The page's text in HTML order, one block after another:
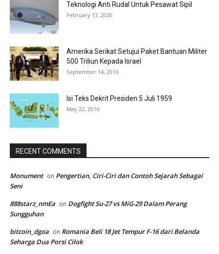
Teknologi Anti Rudal Untuk Pesawat Sipil
February 13, 2020
Amerika Serikat Setujui Paket Bantuan Militer
500 Triliun Kepada Israel
September 14, 2016
Isi Teks Dekrit Presiden 5 Juli 1959
May 22, 2016
RECENT COMMENTS
Monument on Pengertian, Ciri-Ciri dan Contoh Sejarah Sebagai
Seni
888starz_nmEa on Dogfight Su-27 vs MiG-29 Dalam Perang
Sungguhan
bitcoin_dgoa on Romania Beli 18 Jet Tempur F-16 dari Belanda
Seharga Dua Porsi Cilok